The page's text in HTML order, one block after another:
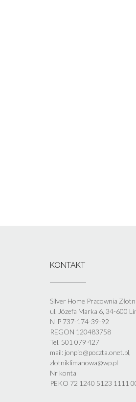
KONTAKT
Silver Home Pracownia
ul. Józefa Marka 6, 34-600
NIP 737-174-39-92
REGON 120483758
Tel. 501 079 427
mail: jonpio@poczta.onet.pl,
zlotniklimanowa@wp.pl
Nr konta
PEKO 72 1240 5123 1111